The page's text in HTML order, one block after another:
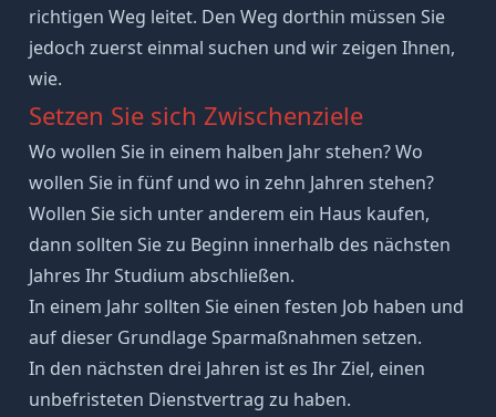
richtigen Weg leitet. Den Weg dorthin müssen Sie
jedoch zuerst einmal suchen und wir zeigen Ihnen,
wie.
Setzen Sie sich Zwischenziele
Wo wollen Sie in einem halben Jahr stehen? Wo
wollen Sie in fünf und wo in zehn Jahren stehen?
Wollen Sie sich unter anderem ein Haus kaufen,
dann sollten Sie zu Beginn innerhalb des nächsten
Jahres Ihr Studium abschließen.
In einem Jahr sollten Sie einen festen Job haben und
auf dieser Grundlage Sparmaßnahmen setzen.
In den nächsten drei Jahren ist es Ihr Ziel, einen
unbefristeten Dienstvertrag zu haben.